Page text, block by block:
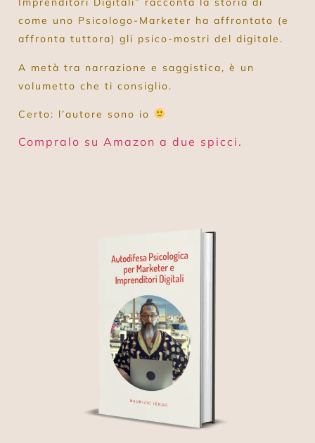
come uno Psicologo-Marketer ha affrontato (e
affronta tuttora) gli psico-mostri del digitale.
A metà tra narrazione e saggistica, è un
volumetto che ti consiglio.
Certo: l’autore sono io
Compralo su Amazon a due spicci.